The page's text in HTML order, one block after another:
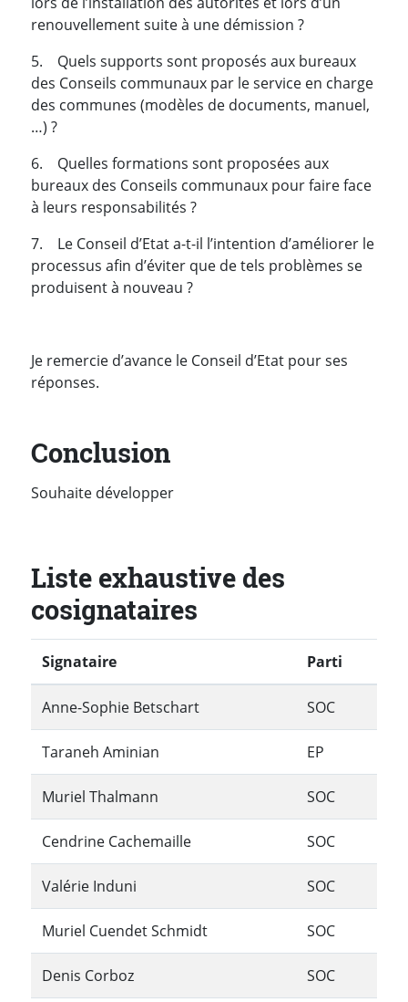
renouvellement suite à une démission ?
5. Quels supports sont proposés aux bureaux
des Conseils communaux par le service en charge
des communes (modèles de documents, manuel,
…) ?
6. Quelles formations sont proposées aux
bureaux des Conseils communaux pour faire face
à leurs responsabilités ?
7. Le Conseil d’Etat a-t-il l’intention d’améliorer le
processus afin d’éviter que de tels problèmes se
produisent à nouveau ?
Je remercie d’avance le Conseil d’Etat pour ses
réponses.
Conclusion
Souhaite développer
Liste exhaustive des
cosignataires
Signataire Parti
Anne-Sophie Betschart SOC
Taraneh Aminian EP
Muriel Thalmann SOC
Cendrine Cachemaille SOC
Valérie Induni SOC
Muriel Cuendet Schmidt SOC
Denis Corboz SOC